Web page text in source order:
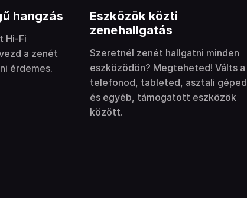
hangzás
Hi-Fi
a zenét
érdemes.
Eszközök közti
zenehallgatás
Szeretnél zenét hallgatni minden
eszközödön? Megteheted! Válts a
telefonod, tableted, asztali géped
és egyéb, támogatott eszközök
között.